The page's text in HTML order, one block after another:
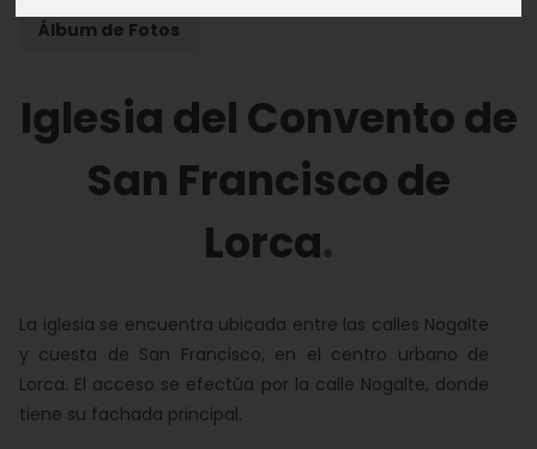
Álbum de Fotos
Iglesia del Convento de
San Francisco de
Lorca
La iglesia se encuentra ubicada entre las calles Nogalte
y cuesta de San Francisco, en el centro urbano de
Lorca. El acceso se efectúa por la calle Nogalte, donde
tiene su fachada principal.